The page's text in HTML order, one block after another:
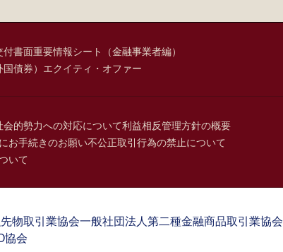
付書面重要情報シート（金融事業者編）
債券） エクイティ・オファー
的勢力への対応について利益相反管理方針の概要
お手続きのお願い不公正取引行為の禁止について
いて
物取引業協会一般社団法人第二種金融商品取引業協会
協会